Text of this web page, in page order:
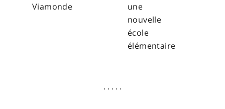
Viamonde
une
nouvelle
école
élémentaire
. . . . .